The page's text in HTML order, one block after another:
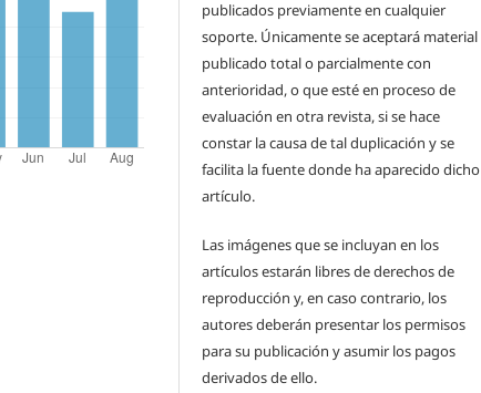
publicados previamente en cualquier
soporte. Únicamente se aceptará material
publicado total o parcialmente con
anterioridad, o que esté en proceso de
evaluación en otra revista, si se hace
constar la causa de tal duplicación y se
facilita la fuente donde ha aparecido dicho
artículo.
Las imágenes que se incluyan en los
artículos estarán libres de derechos de
reproducción y, en caso contrario, los
autores deberán presentar los permisos
para su publicación y asumir los pagos
derivados de ello.